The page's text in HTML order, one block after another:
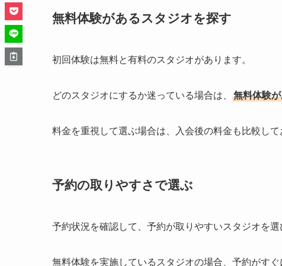
無料体験があるスタジオを探す
初回体験は無料と有料のスタジオがあります。
どのスタジオにするか迷っている場合は、 無料体験
料金を重視して選ぶ場合は、入会後の料金も比較して
予約の取りやすさで選ぶ
予約状況を確認して、予約が取りやすいスタジオを選
無料体験を実施しているスタジオの場合、予約がすぐ